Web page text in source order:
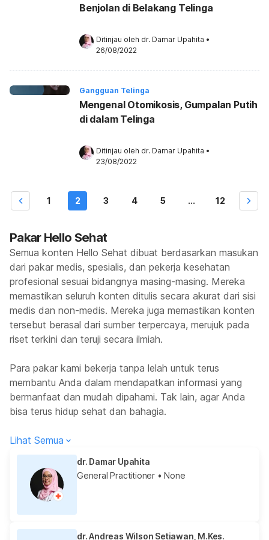
Benjolan di Belakang Telinga
Ditinjau oleh dr. Damar Upahita •
26/08/2022
Gangguan Telinga
Mengenal Otomikosis, Gumpalan Putih
di dalam Telinga
Ditinjau oleh dr. Damar Upahita •
23/08/2022
1 2 3 4 5 ... 12
Pakar Hello Sehat
Semua konten Hello Sehat dibuat berdasarkan masukan
dari pakar medis, spesialis, dan pekerja kesehatan
profesional sesuai bidangnya masing-masing. Mereka
memastikan seluruh konten ditulis secara akurat dari sisi
medis dan non-medis. Mereka juga memastikan konten
tersebut berasal dari sumber terpercaya, merujuk pada
riset terkini dan teruji secara ilmiah.
Para pakar kami bekerja tanpa lelah untuk terus
membantu Anda dalam mendapatkan informasi yang
bermanfaat dan mudah dipahami. Tak lain, agar Anda
bisa terus hidup sehat dan bahagia.
Lihat Semua
dr. Damar Upahita
General Practitioner • None
dr. Andreas Wilson Setiawan, M.Kes.